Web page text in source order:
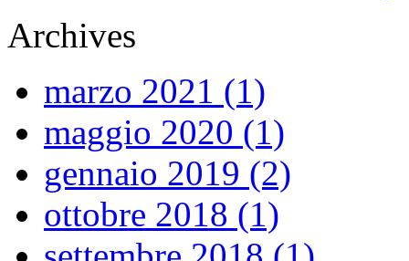
Archives
marzo 2021 (1)
maggio 2020 (1)
gennaio 2019 (2)
ottobre 2018 (1)